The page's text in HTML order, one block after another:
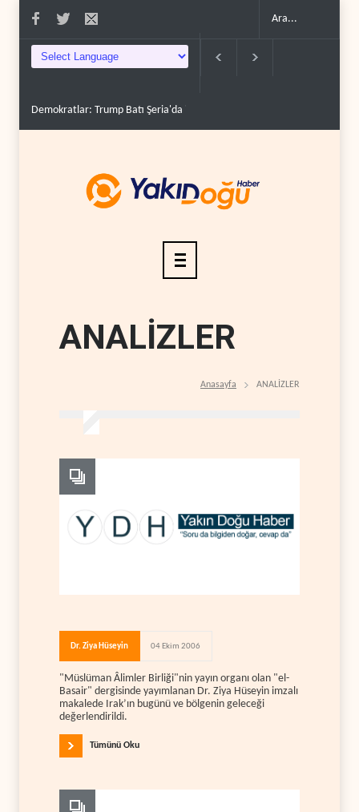
Demokratlar: Trump Batı Şeria'da işgalci yerleşimcilere ..
ANALİZLER
Anasayfa ANALİZLER
Dr. Ziya Hüseyin 04 Ekim 2006
"Müslüman Âlimler Birliği"nin yayın organı olan "el-
Basair" dergisinde yayımlanan Dr. Ziya Hüseyin imzalı
makalede Irak’ın bugünü ve bölgenin geleceği
değerlendirildi.
Tümünü Oku